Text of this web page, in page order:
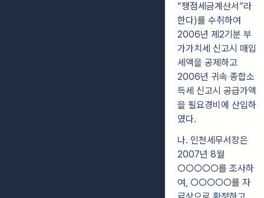
“쟁점세금계산서”라
한다)를 수취하여
2006년 제2기분 부
가가치세 신고시 매입
세액을 공제하고
2006년 귀속 종합소
득세 신고시 공급가액
을 필요경비에 산입하
였다.
나. 인천세무서장은
2007년 8월
○○○○○를 조사하
여, ○○○○○를 자